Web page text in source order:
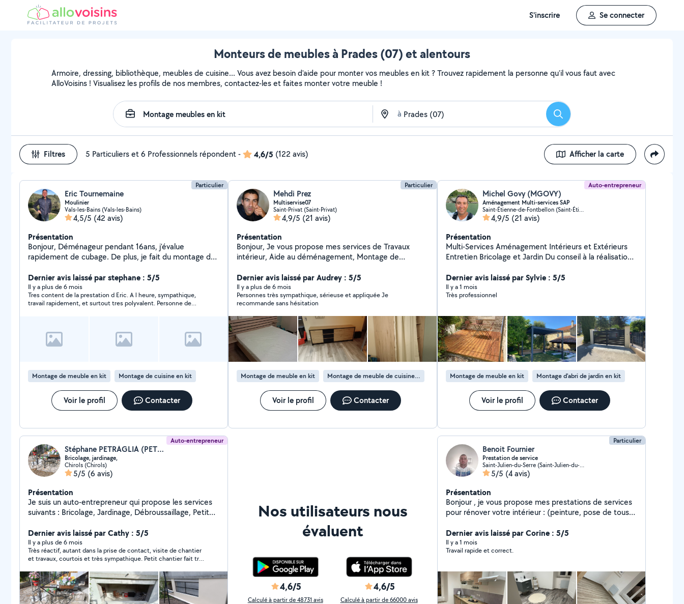
S'inscrire Se connecter
Monteurs de meubles à Prades (07) et alentours
Armoire, dressing, bibliothèque, meubles de cuisine... Vous avez besoin d'aide pour monter vos meubles en kit ? Trouvez rapidement la personne qu'il vous faut avec
AlloVoisins ! Visualisez les profils de nos membres, contactez-les et faites monter votre meuble !
à Rechercher
Filtres 5 Particuliers et 6 Professionnels répondent- 4,6/5 (122 avis) Afficher la carte
Particulier
Eric Tournemaine
Moulinier
Vals-les-Bains (Vals-les-Bains)
4,5/5 (42 avis)
Présentation
Bonjour, Déménageur pendant 16ans, j'évalue
rapidement de cubage. De plus, je fait du montage de
peinture, de la tapisserie, nettoyage extérieur,
préparation et entretien du jardin, sérieux et attentif à
toutes les demandes.
Dernier avis laissé par stephane : 5/5
Il y a plus de 6 mois
Tres content de la prestation d Eric. A l heure, sympathique,
travail rapidement, et surtout tres polyvalent. Personne de
Montage de meuble en kit Montage de cuisine en kit
Voir le profil Contacter
Particulier
Mehdi Prez
Multiservise07
Saint-Privat (Saint-Privat)
4,9/5 (21 avis)
Présentation
Bonjour, Je vous propose mes services de Travaux
intérieur, Aide au déménagement, Montage de
luminère, Dépose et pose de vmc, plomberie, petite
électricité... électroménagers, ect... ect... Travaux
extérieurs... Tonte débroussaillage, taille, et toute
entretien extérieur... Ayant travaillé dans plusieurs
domaine du bâtiment et d'espace vert j'ai acquis de
nombreuses connaissances et savoir faire. J'accepte le
CESU,( Chèque emploi service) N'hésitez pas à me
contacter À bientôt Mehdi
Dernier avis laissé par Audrey : 5/5
Il y a plus de 6 mois
Personnes très sympathique, sérieuse et appliquée Je
recommande sans hésitation
Montage de meuble en kit Montage de meuble de cuisine en kit
Voir le profil Contacter
Auto-entrepreneur
Michel Govy (MGOVY)
Aménagement Multi-services SAP
Saint-Étienne-de-Fontbellon (Saint-Étienne-de-Fontbellon)
4,9/5 (21 avis)
Présentation
Multi-Services Aménagement Intérieurs et Extérieurs
Entretien Bricolage et Jardin Du conseil à la réalisation,
esthétiques. Agréé Service à la Personne : vous pouvez
bénéficier d'un crédit d'impôt égal à 50 % de vos
dépenses annuelles (Plafond spécifique par activités
jardinage et Entretien de la maison) Carte Bancaire
acceptée CESU préfinancés acceptés
Dernier avis laissé par Sylvie : 5/5
Il y a 1 mois
Très professionnel
Montage de meuble en kit Montage d'abri de jardin en kit
Voir le profil Contacter
Auto-entrepreneur
Stéphane PETRAGLIA (PETRA SERVICES)
Bricolage, jardinage,
Chirols (Chirols)
5/5 (6 avis)
Présentation
Je suis un auto-entrepreneur qui propose les services
suivants : Bricolage, Jardinage, Débroussaillage, Petites
Transport pour électroménagers, meubles, Montage ou
démontage des meubles Contacter moi. PETRA
SERVICES à Chirols (07)
Dernier avis laissé par Cathy : 5/5
Il y a plus de 6 mois
Très réactif, autant dans la prise de contact, visite de chantier
et travaux, courtois et très sympathique. Petit chantier fait très
ne servait à rien, résultats coût réduit. Travail bien fait et
soigné. Très contente. Merci encore et je vous contacte dès
que nécessaire.
Nos utilisateurs nous
évaluent
4,6/5
Calculé à partir de 48731 avis
4,6/5
Calculé à partir de 66000 avis
Particulier
Benoit Fournier
Prestation de service
Saint-Julien-du-Serre (Saint-Julien-du-Serre)
5/5 (4 avis)
Présentation
Bonjour , je vous propose mes prestations de services
pour rénover votre intérieur : (peinture, pose de tous
etc.) ainsi des prestations d'espaces verts (
débroussaillage, tonte, etc..) . Je suis à votre écoute,
étudie toutes demande et m'adapte au besoin de la
cordialement
Dernier avis laissé par Corine : 5/5
Il y a 1 mois
Travail rapide et correct.